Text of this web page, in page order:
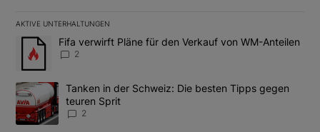
AKTIVE UNTERHALTUNGEN
Das Folgende ist eine Liste der am meisten kommentierten
Ein Trendartikel mit dem Titel "Fifa verwirft Pläne für den
Fifa verwirft Pläne für den Verkauf von WM-Anteilen
2
Ein Trendartikel mit dem Titel "Tanken in der Schweiz: Die
Tanken in der Schweiz: Die besten Tipps gegen
teuren Sprit
2